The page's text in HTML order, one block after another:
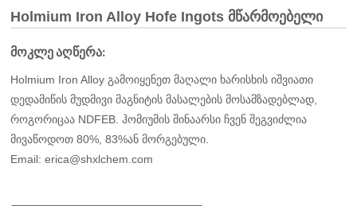
Holmium Iron Alloy Hofe Ingots მწარმოებელი
მოკლე აღწერა:
Holmium Iron Alloy გამოიყენეთ მაღალი ხარისხის იშვიათი
დედამიწის მუდმივი მაგნიტის მასალების მოსამზადებლად,
როგორიცაა NDFEB. ჰომიუმის შინაარსი ჩვენ შეგვიძლია
მივაწოდოთ 80%, 83%ან მორგებული.
Email: erica@shxlchem.com